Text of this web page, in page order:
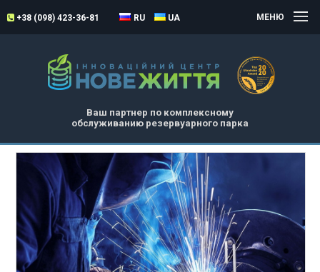
Ваш партнер по комплексному
обслуживанию резервуарного парка
МЕНЮ
+38 (098) 423-36-81 RU UA